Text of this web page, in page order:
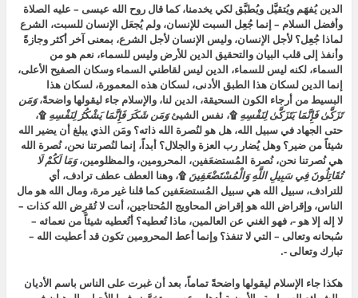
الدين يُفهَم ويُتقيَّل ويُطبَّق لكي يخدمنا، كما قال روح الله عيسى – عليه الصلاة
وأفضل السلام – إنما جُعِل السبت للإنسان، ولم يُجعَل الإنسان للسبت، الشرع
لماذا جُعِل؟ لأجل الإنسان، وليس الإنسان لأجل الشرع، بمعنى آخر أكثر وجازةً
وأنفذ إلى قلب البيان والتحقيق الدين للأرض وليس للسماء، نعم هو من
السماء، لكنه ليس للسماء، الدين ليس لقاطني السماء وسكان الصفيح الأعلى،
إنما الدين لسكان هذا الطبق الأدنى، لسكان هذه المعمورة، لسكان هذا
البسيط من أرجاء الكون السحيقة، الدين لنا، والإسلام جاء ليقولها واضحةً،وَمَن
تَزَكَّىٰ فَإِنَّمَا يَتَزَكَّىٰ لِنَفْسِهِ ۩، نفس الشيئوَمَن شَكَرَ فَإِنَّمَا يَشْكُرُ لِنَفْسِهِ ۩،
حتى الجهاد في سبيل الله، هل هو لنُصرة الله ذاته؟ ومَن الذي يبلغ أن يضير الله
شيئاً من ضير؟ وهل يُضار رب العزة والجلال؟ أبداً، إنما لنُصرتنا نحن، نُصرة الله
هي نُصرتنا نحن، نُصرة المُستضعَفين، المحرومين، والمظلومين،وَمَا لَكُمْ لَا
تُقَاتِلُونَ فِي سَبِيلِ اللَّهِ وَالْمُسْتَضْعَفِينَ ۩، وهنا العطف عطف ترادف، أي
للترادف، سبيل الله هي سبيل المُستضعَفين كما قلنا غير مرة، ومال الله هو مال
الناس، وإقراض الله هو إقراض المحاويج المُحتاجين، أنت لا تُقرِض الله كذات –
لا إله إلا هو -، فهو الغني عن العالمين، ماذا تُعطيه؟ أتُعطيه شيئاً من نعمائه –
سُبحانه وتعالى – التي لا تنفذ؟ وإنما أعط المحرومين تكون قد أعطيت الله –
تبارك وتعالى -.
هكذا جاء الإسلام ليقولها واضحةً تماماً، بعد أن غبرت على الناس باسم الأديان